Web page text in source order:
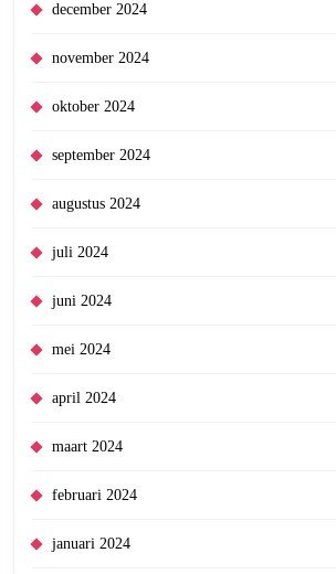
december 2024
november 2024
oktober 2024
september 2024
augustus 2024
juli 2024
juni 2024
mei 2024
april 2024
maart 2024
februari 2024
januari 2024